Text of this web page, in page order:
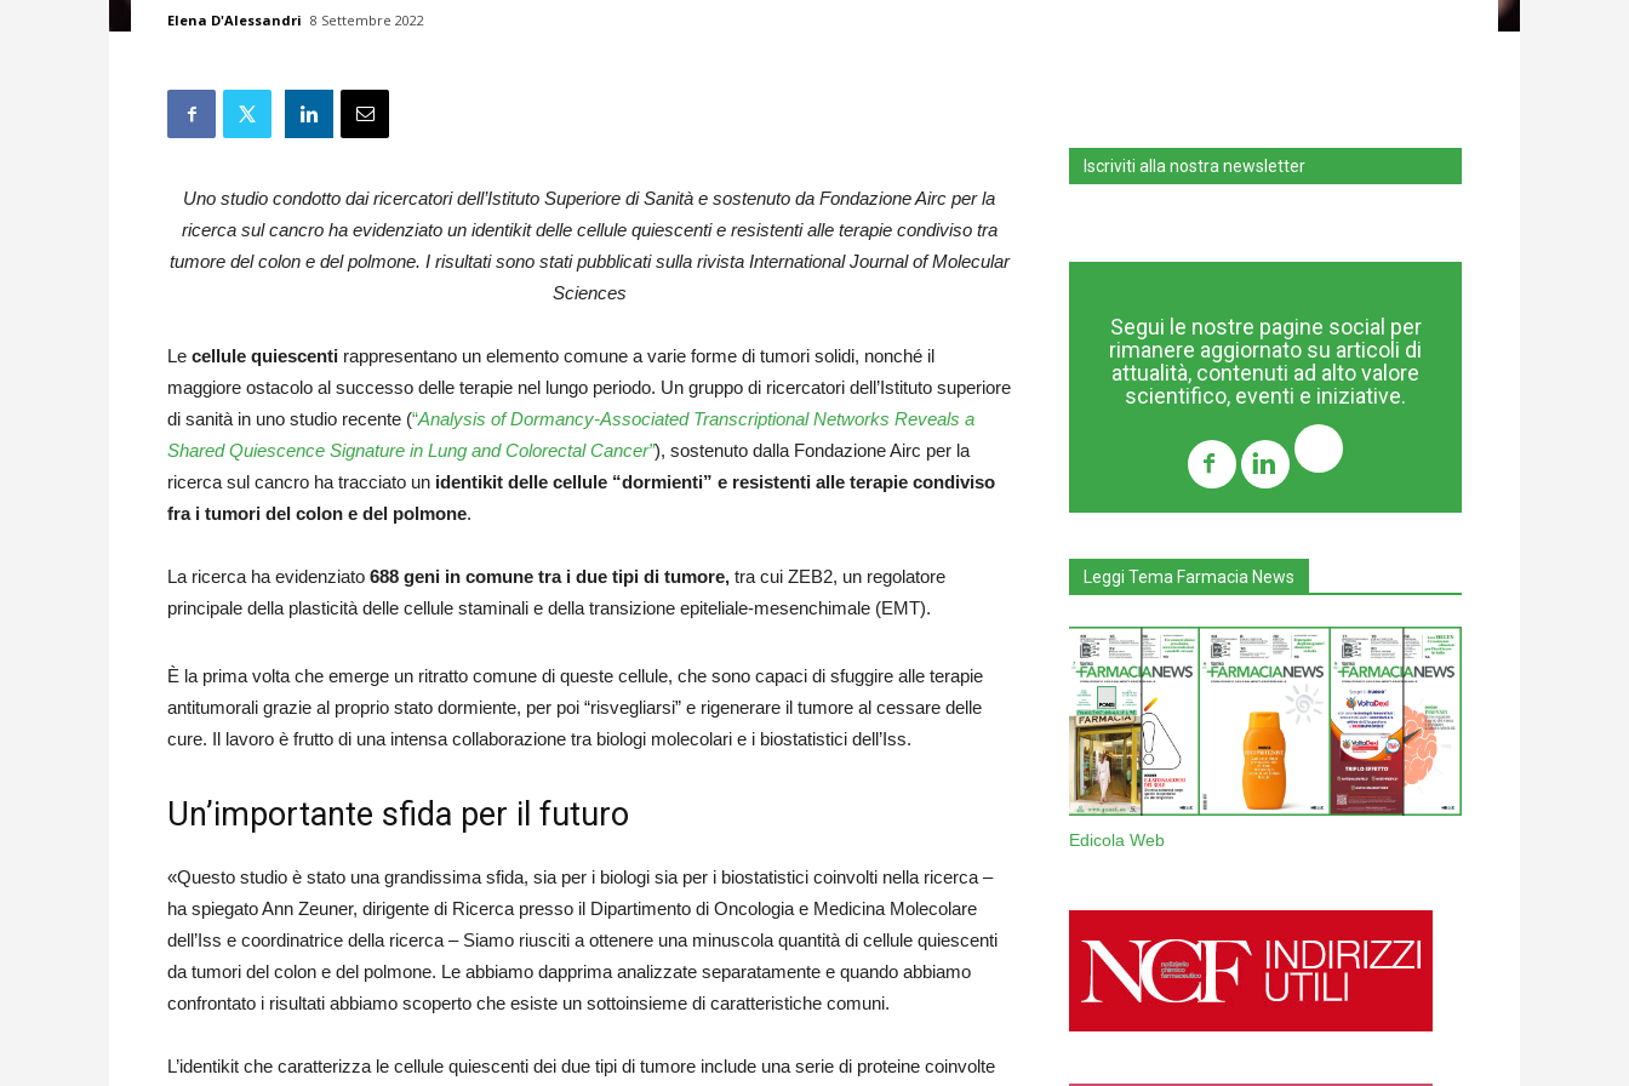
Elena D'Alessandri 8 Settembre 2022
Uno studio condotto dai ricercatori dell’Istituto Superiore di Sanità e sostenuto da Fondazione Airc per la
ricerca sul cancro ha evidenziato un identikit delle cellule quiescenti e resistenti alle terapie condiviso tra
tumore del colon e del polmone. I risultati sono stati pubblicati sulla rivista International Journal of Molecular
Sciences
Le cellule quiescenti rappresentano un elemento comune a varie forme di tumori solidi, nonché il
maggiore ostacolo al successo delle terapie nel lungo periodo. Un gruppo di ricercatori dell’Istituto superiore
di sanità in uno studio recente (“Analysis of Dormancy-Associated Transcriptional Networks Reveals a
Shared Quiescence Signature in Lung and Colorectal Cancer”), sostenuto dalla Fondazione Airc per la
ricerca sul cancro ha tracciato un identikit delle cellule “dormienti” e resistenti alle terapie condiviso
fra i tumori del colon e del polmone.
La ricerca ha evidenziato 688 geni in comune tra i due tipi di tumore, tra cui ZEB2, un regolatore
principale della plasticità delle cellule staminali e della transizione epiteliale-mesenchimale (EMT).
È la prima volta che emerge un ritratto comune di queste cellule, che sono capaci di sfuggire alle terapie
antitumorali grazie al proprio stato dormiente, per poi “risvegliarsi” e rigenerare il tumore al cessare delle
cure. Il lavoro è frutto di una intensa collaborazione tra biologi molecolari e i biostatistici dell’Iss.
Un’importante sfida per il futuro
«Questo studio è stato una grandissima sfida, sia per i biologi sia per i biostatistici coinvolti nella ricerca –
ha spiegato Ann Zeuner, dirigente di Ricerca presso il Dipartimento di Oncologia e Medicina Molecolare
dell’Iss e coordinatrice della ricerca – Siamo riusciti a ottenere una minuscola quantità di cellule quiescenti
da tumori del colon e del polmone. Le abbiamo dapprima analizzate separatamente e quando abbiamo
confrontato i risultati abbiamo scoperto che esiste un sottoinsieme di caratteristiche comuni.
L’identikit che caratterizza le cellule quiescenti dei due tipi di tumore include una serie di proteine coinvolte
Iscriviti alla nostra newsletter
Segui le nostre pagine social per
rimanere aggiornato su articoli di
attualità, contenuti ad alto valore
scientifico, eventi e iniziative.
Leggi Tema Farmacia News
Edicola Web